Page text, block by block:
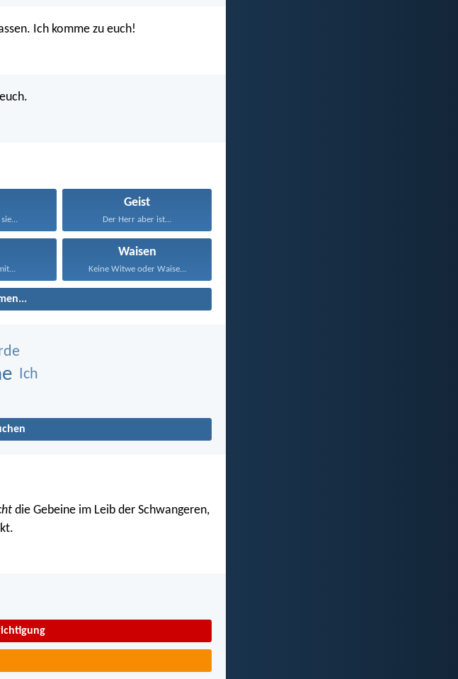
Ich komme zu euch!
Geist
Der Herr aber ist...
Waisen
Keine Witwe oder Waise...
Ich
die Gebeine im Leib der Schwangeren,